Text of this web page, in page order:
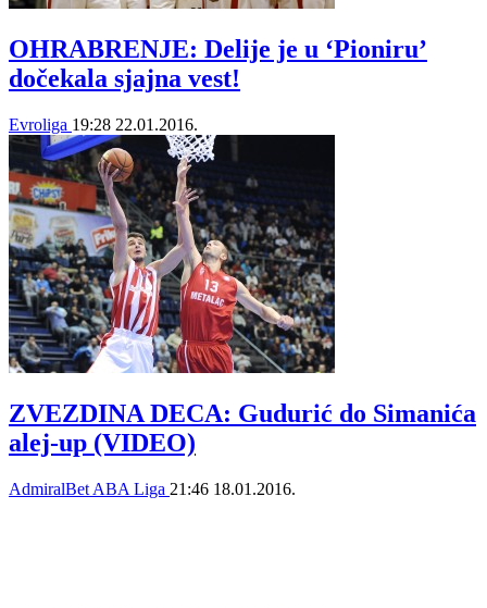
OHRABRENJE: Delije je u ‘Pioniru’
dočekala sjajna vest!
Evroliga 19:28 22.01.2016.
ZVEZDINA DECA: Gudurić do Simanića
alej-up (VIDEO)
AdmiralBet ABA Liga 21:46 18.01.2016.